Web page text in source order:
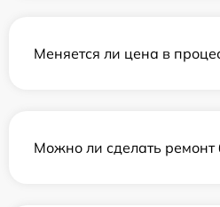
Меняется ли цена в
Можно ли сделать ремонт